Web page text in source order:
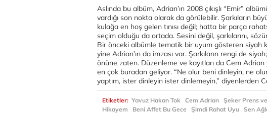
Aslında bu albüm, Adrian’ın 2008 çıkışlı “Emir”
vardığı son nokta olarak da görülebilir. Şarkıların
kulağa en hoş gelen tınısı değil; hatta bir parça
seçim olduğu da ortada. Sesini değil, şarkılarını,
Bir önceki albümle tematik bir uyum gösteren siyah
yine Adrian’ın da imzası var. Şarkıların rengi de
önüne zaten. Düzenleme ve kayıtları da Cem
en çok buradan geliyor. “Ne olur beni dinleyin, ne
yaptım, ister dinleyin ister dinlemeyin,” diyenlerden
Etiketler: Yavuz Hakan Tok Cem Adrian Şeker Prens
Hikayem
Beni Affet Bu Gece Şimdi Rahat Uyu Sen